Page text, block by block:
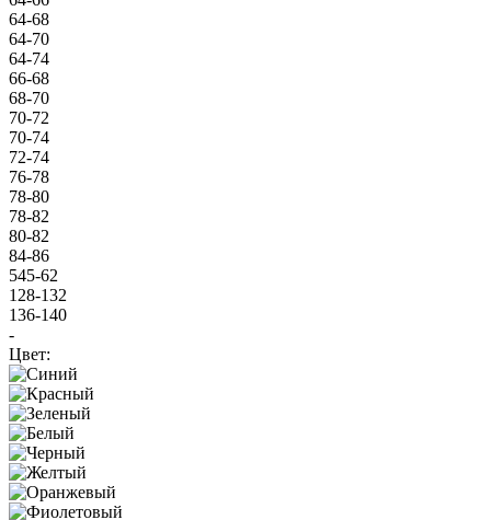
64-68
64-70
64-74
66-68
68-70
70-72
70-74
72-74
76-78
78-80
78-82
80-82
84-86
545-62
128-132
136-140
-
Цвет: